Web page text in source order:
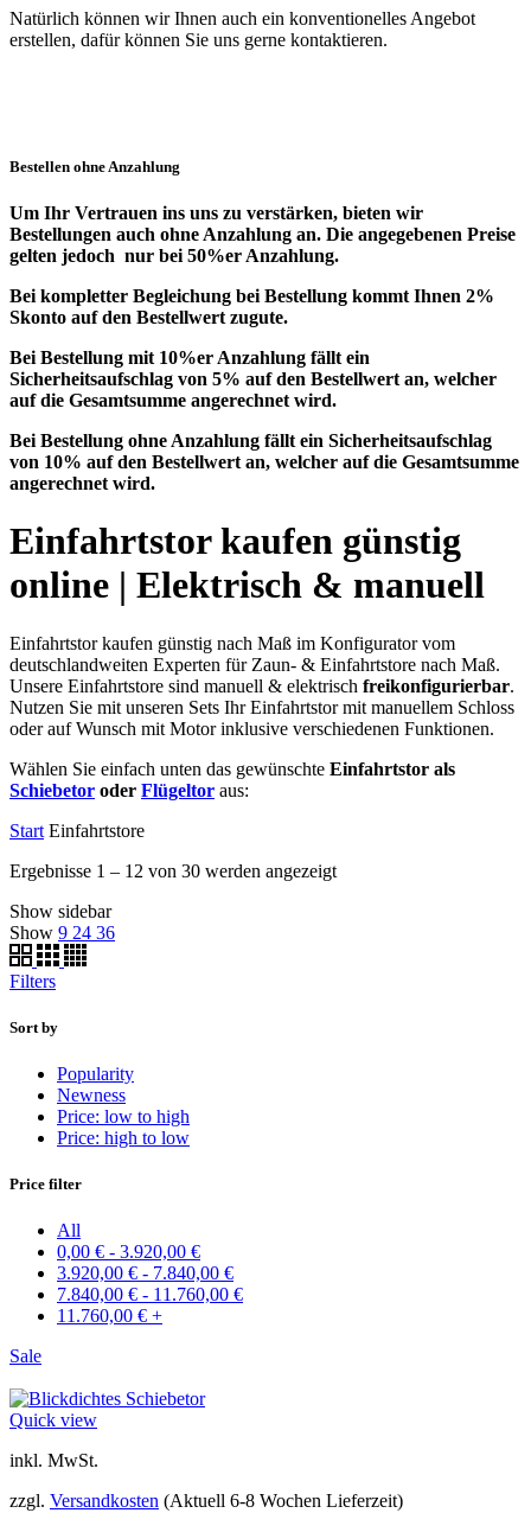
Natürlich können wir Ihnen auch ein konventionelles Angebot
erstellen, dafür können Sie uns gerne kontaktieren.
Bestellen ohne Anzahlung
Um Ihr Vertrauen ins uns zu verstärken, bieten wir
Bestellungen auch ohne Anzahlung an. Die angegebenen Preise
gelten jedoch nur bei 50%er Anzahlung.
Bei kompletter Begleichung bei Bestellung kommt Ihnen 2%
Skonto auf den Bestellwert zugute.
Bei Bestellung mit 10%er Anzahlung fällt ein
Sicherheitsaufschlag von 5% auf den Bestellwert an, welcher
auf die Gesamtsumme angerechnet wird.
Bei Bestellung ohne Anzahlung fällt ein Sicherheitsaufschlag
von 10% auf den Bestellwert an, welcher auf die Gesamtsumme
angerechnet wird.
Einfahrtstor kaufen günstig
online | Elektrisch & manuell
Einfahrtstor kaufen günstig nach Maß im Konfigurator vom
deutschlandweiten Experten für Zaun- & Einfahrtstore nach Maß.
Unsere Einfahrtstore sind manuell & elektrisch freikonfigurierbar.
Nutzen Sie mit unseren Sets Ihr Einfahrtstor mit manuellem Schloss
oder auf Wunsch mit Motor inklusive verschiedenen Funktionen.
Wählen Sie einfach unten das gewünschte Einfahrtstor als
Schiebetor oder Flügeltor aus:
Start Einfahrtstore
Ergebnisse 1 – 12 von 30 werden angezeigt
Show sidebar
Show 9 24 36
Filters
Sort by
Popularity
Newness
Price: low to high
Price: high to low
Price filter
All
0,00 € - 3.920,00 €
3.920,00 € - 7.840,00 €
7.840,00 € - 11.760,00 €
11.760,00 € +
Sale
Quick view
inkl. MwSt.
zzgl. Versandkosten (Aktuell 6-8 Wochen Lieferzeit)